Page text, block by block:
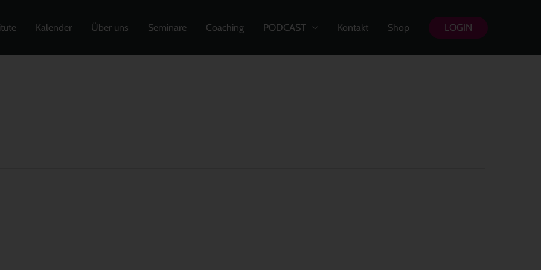
Kalender Über uns Seminare Coaching PODCAST Kontakt Shop LOGIN